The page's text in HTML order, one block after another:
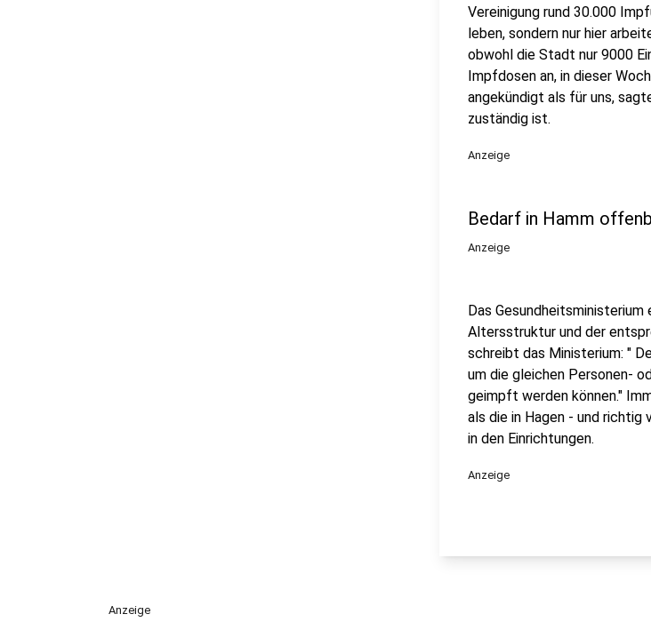
Vereinigung rund 30.000
leben, sondern nur hier
obwohl die Stadt nur 9000
Impfdosen an, in dieser
angekündigt als für uns,
zuständig ist.
Anzeige
Bedarf in Hamm
Anzeige
Das
Altersstruktur und der
schreibt das Ministerium: "
um die gleichen Personen-
geimpft werden können."
als die in Hagen - und
in den Einrichtungen.
Anzeige
Anzeige